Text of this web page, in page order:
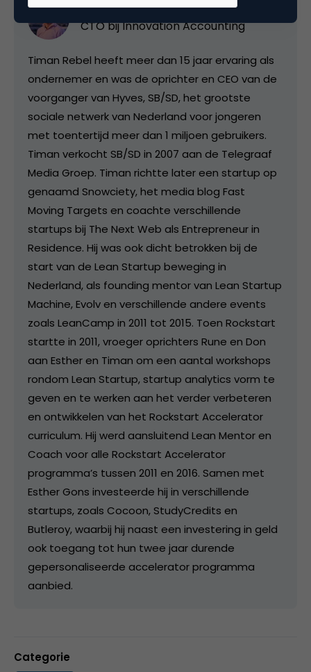
Timan Rebel
CTO bijInnovation Accounting
Timan Rebel heeft meer dan 15 jaar ervaring als
ondernemer en was de oprichter en CEO van de
voorganger van Hyves, SB/SD, het grootste
sociale netwerk van Nederland voor jongeren
met toentertijd meer dan 1 miljoen gebruikers.
Timan verkocht SB/SD in 2007 aan de Telegraaf
Media Groep. Timan richtte later een startup op
genaamd Snowciety, het media blog Fast
Moving Targets en coachte verschillende
startups bij The Next Web als Entrepreneur in
Residence. Hij was ook dicht betrokken bij de
start van de Lean Startup beweging in
Nederland, als founding mentor van Lean Startup
Machine, Evolv en verschillende andere events
zoals LeanCamp in 2011 tot 2015. Toen Rockstart
startte in 2011, vroeger oprichters Rune en Don
aan Esther en Timan om een aantal workshops
rondom Lean Startup, startup analytics vorm te
geven en te werken aan het verder verbeteren
en ontwikkelen van het Rockstart Accelerator
curriculum. Hij werd aansluitend Lean Mentor en
Coach voor alle Rockstart Accelerator
programma’s tussen 2011 en 2016. Samen met
Esther Gons investeerde hij in verschillende
startups, zoals Cocoon, StudyCredits en
Butleroy, waarbij hij naast een investering in geld
ook toegang tot hun twee jaar durende
gepersonaliseerde accelerator programma
aanbied.
Categorie